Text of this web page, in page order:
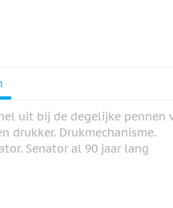
uit bij de degelijke pennen
drukker. Drukmechanisme.
Senator al 90 jaar lang